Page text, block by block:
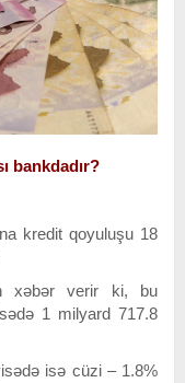
bankdadır?
kredit qoyuluşu 18
xəbər verir ki, bu
1 milyard 717.8
isə cüzi – 1.8%